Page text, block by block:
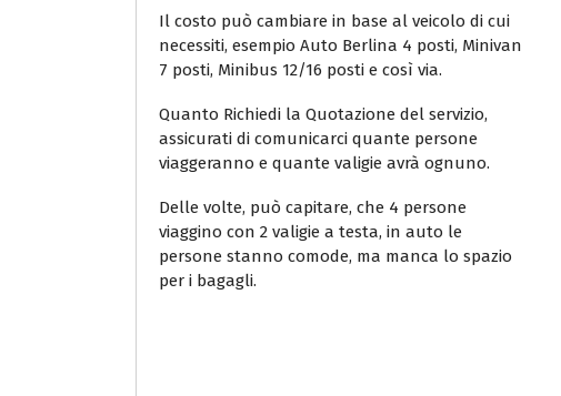
Il costo può cambiare in base al veicolo di cui
necessiti, esempio Auto Berlina 4 posti, Minivan
7 posti, Minibus 12/16 posti e così via.
Quanto Richiedi la Quotazione del servizio,
assicurati di comunicarci quante persone
viaggeranno e quante valigie avrà ognuno.
Delle volte, può capitare, che 4 persone
viaggino con 2 valigie a testa, in auto le
persone stanno comode, ma manca lo spazio
per i bagagli.